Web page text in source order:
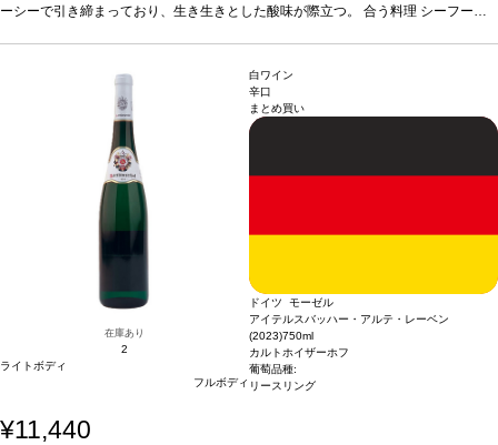
ーシーで引き締まっており、生き生きとした酸味が際立つ。 合う料理 シーフー
在庫あり
2
ライトボディ
フルボディ
白ワイン
辛口
まとめ買い
ドイツ モーゼル
アイテルスバッハー・アルテ・レーベン
(2023)750ml
カルトホイザーホフ
葡萄品種:
リースリング
¥11,440